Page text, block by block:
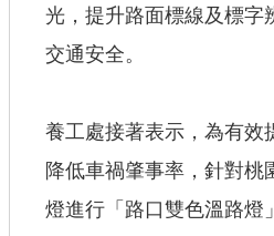
光，提升路面標線及標字
交通安全。
養工處接著表示，為有效
降低車禍肇事率，針對桃
燈進行「路口雙色溫路燈